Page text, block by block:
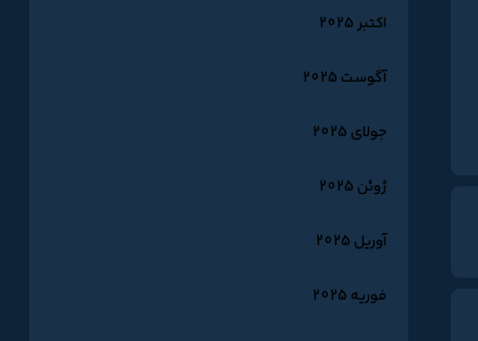
اکتبر 2025
آگوست 2025
جولای 2025
ژوئن 2025
آوریل 2025
فوریه 2025